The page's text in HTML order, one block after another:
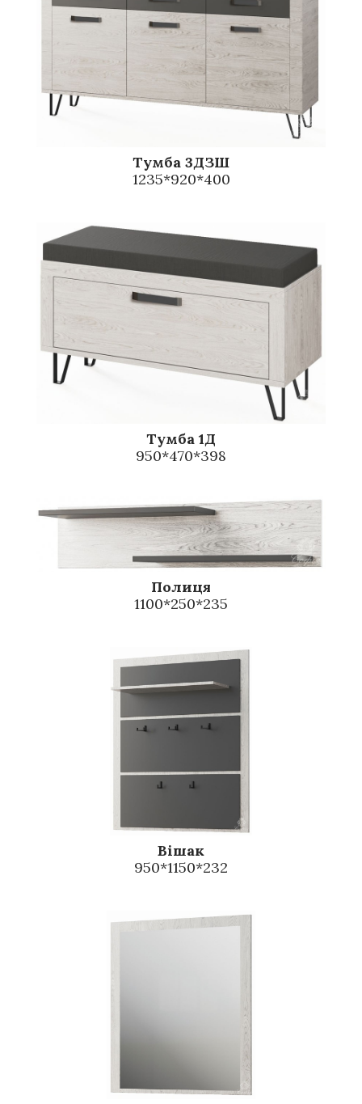
Тумба 3ДЗШ
1235*920*400
Тумба 1Д
950*470*398
Полиця
1100*250*235
Вішак
950*1150*232